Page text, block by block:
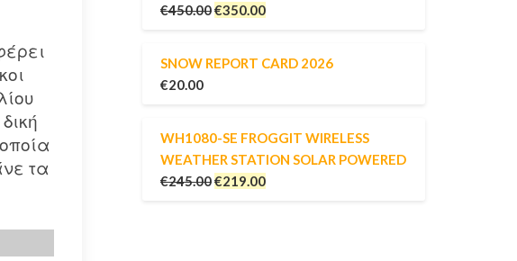
τα
€450.00€350.00
SNOW REPORT CARD 2026
€20.00
WH1080-SE FROGGIT WIRELESS
WEATHER STATION SOLAR POWERED
€245.00€219.00